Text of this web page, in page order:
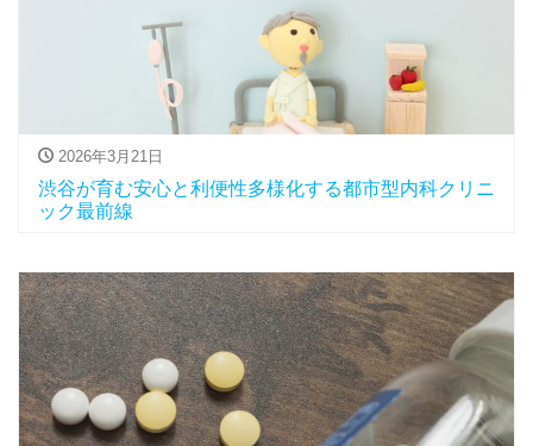
2026年3月21日
渋谷が育む安心と利便性多様化する都市型内科クリニ
ック最前線